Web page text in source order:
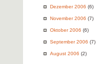
Dezember 2006 (6)
November 2006 (7)
Oktober 2006 (6)
September 2006 (7)
August 2006 (2)